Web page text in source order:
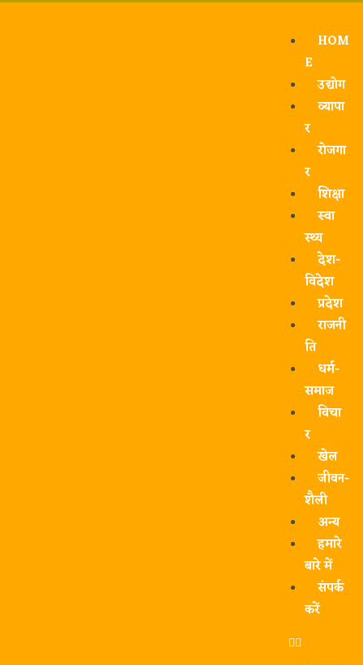
HOM
E
उद्योग
व्यापा
र
रोजगा
र
शिक्षा
स्वा
स्थ्य
देश-
विदेश
प्रदेश
राजनी
ति
धर्म-
समाज
विचा
र
खेल
जीवन-
शैली
अन्य
हमारे
बारे में
संपर्क
करें